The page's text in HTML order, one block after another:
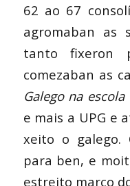
62 ao 67
agromaban as
tanto fixeron
comezaban as
Galego na escola
e mais a UPG e
xeito o galego.
para ben, e
estreito marco